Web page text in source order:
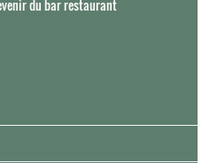
du bar restaurant